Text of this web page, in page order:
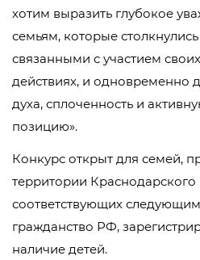
хотим выразить глубокое
семьям, которые
связанными с участием
действиях, и одновременно
духа, сплоченность и
позицию».
Конкурс открыт для семей,
территории Краснодарского
соответствующих
гражданство РФ,
наличие детей.